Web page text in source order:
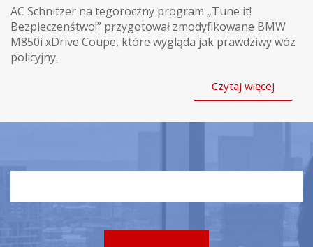
AC Schnitzer na tegoroczny program „Tune it!
Bezpieczenśtwo!” przygotował zmodyfikowane BMW
M850i xDrive Coupe, które wygląda jak prawdziwy wóz
policyjny.
Czytaj więcej